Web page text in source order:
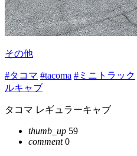
その他
#タコマ #tacoma #ミニトラック
ルキャブ
タコマ レギュラーキャブ
thumb_up 59
comment0